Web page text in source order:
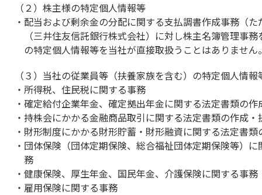
（２）株主様の特定個人情報等
配当および剰余金の分配に関する支払調書作成事務（
（三井住友信託銀行株式会社）に対し株主名簿管理事
の特定個人情報等を当社が直接取扱うことはありません
（３）当社の従業員等（扶養家族を含む）の特定個人情報
所得税、住民税に関する事務
確定給付企業年金、確定拠出年金に関する法定書類の作
持株会にかかる金融商品取引に関する法定書類の作成・
財形制度にかかる財形貯蓄・財形融資に関する法定書類
団体保険（団体定期保険、総合福祉団体定期保険等）
務
健康保険、厚生年金、国民年金、介護保険に関する事務
雇用保険に関する事務